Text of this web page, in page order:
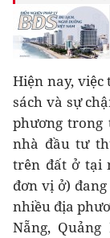
Hiện nay,
sách và sự
phương trong
nhà đầu tư
trên đất ở tại
đơn vị ở)
nhiều địa
Nẵng,